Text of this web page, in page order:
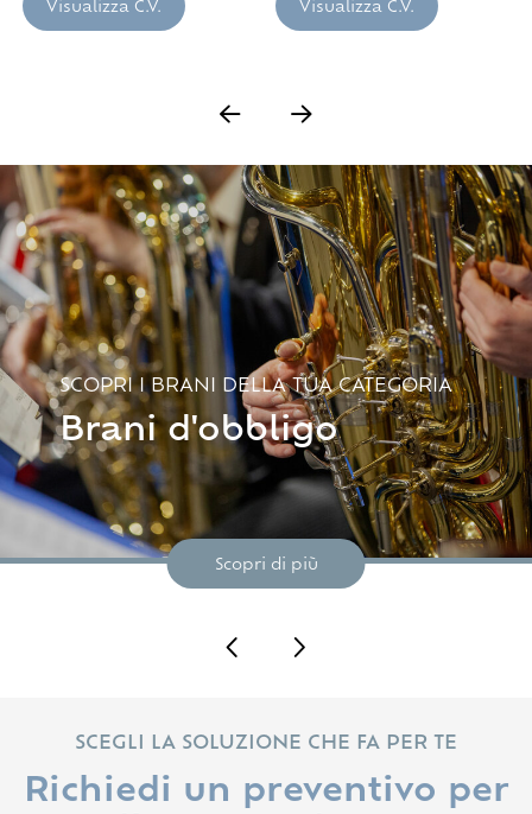
Visualizza C.V. Visualizza C.V.
SCOPRI I BRANI DELLA TUA CATEGORIA
Brani d'obbligo
Scopri di più
SCEGLI LA SOLUZIONE CHE FA PER TE
Richiedi un preventivo per